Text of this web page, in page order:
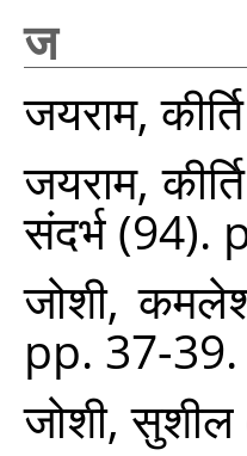
ज
जयराम, कीर्ति
जयराम, कीर्ति
संदर्भ (94).
जोशी,
pp. 37-
जोशी, सुशील